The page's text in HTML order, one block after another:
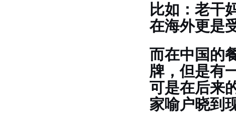
比如：老干
在海外更是
而在中国的
牌，但是有
可是在后来
家喻户晓到